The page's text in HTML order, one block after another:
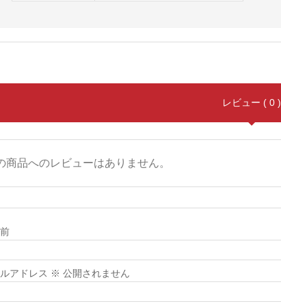
レビュー ( 0 )
商品へのレビューはありません。
メールアドレス ※ 公開されません